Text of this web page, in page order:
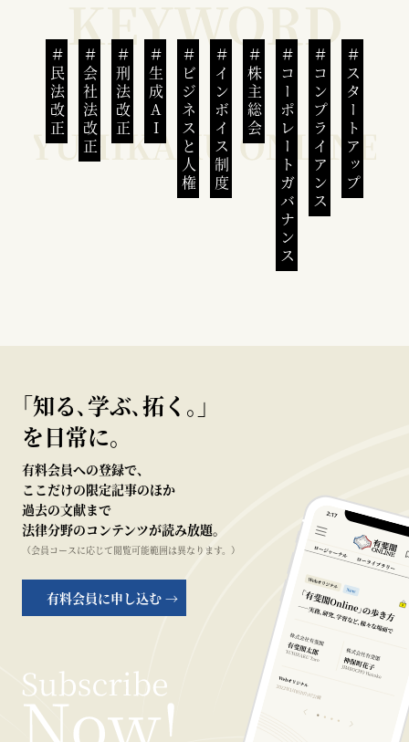
民法改正 会社法改正 刑法改正 生成AI ビジネスと人権インボイス制度 株主総会 コーポレートガバナンスコンプライアンススタートアップ
｢知る､学ぶ､拓く｡｣
を日常に。
有料会員への登録で、
ここだけの限定記事のほか
過去の文献まで
法律分野のコンテンツが読み放題。
（会員コースに応じて閲覧可能範囲は異なります。）
有料会員に申し込む →